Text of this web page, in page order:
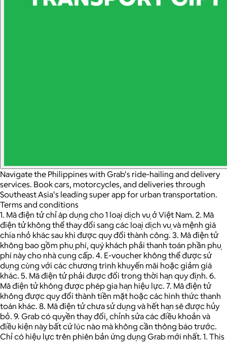
Navigate the Philippines with Grab's ride-hailing and delivery
services. Book cars, motorcycles, and deliveries through
Southeast Asia's leading super app for urban transportation.
Terms and conditions
1. Mã điện tử chỉ áp dụng cho 1 loại dịch vụ ở Việt Nam. 2. Mã
điện tử không thể thay đổi sang các loại dịch vụ và mệnh giá
chia nhỏ khác sau khi được quy đổi thành công. 3. Mã điện tử
không bao gồm phụ phí, quý khách phải thanh toán phần phụ
phí này cho nhà cung cấp. 4. E-voucher không thể được sử
dụng cùng với các chương trình khuyến mãi hoặc giảm giá
khác. 5. Mã điện tử phải được đổi trong thời hạn quy định. 6.
Mã điện tử không được phép gia hạn hiệu lực. 7. Mã điện tử
không được quy đổi thành tiền mặt hoặc các hình thức thanh
toán khác. 8. Mã điện tử chưa sử dụng và hết hạn sẽ được hủy
bỏ. 9. Grab có quyền thay đổi, chỉnh sửa các điều khoản và
điều kiện này bất cứ lúc nào mà không cần thông báo trước.
Chỉ có hiệu lực trên phiên bản ứng dụng Grab mới nhất. 1. This